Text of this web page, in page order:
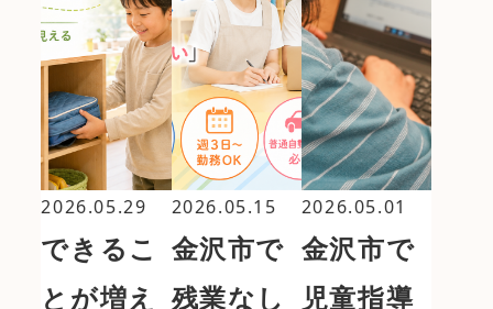
2026.05.29
できるこ
とが増え
2026.05.15
金沢市で
残業なし
2026.05.01
金沢市で
児童指導